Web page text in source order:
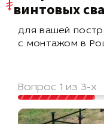
винтовых
для вашей
с монтажом в
Вопрос 1 из 3-х